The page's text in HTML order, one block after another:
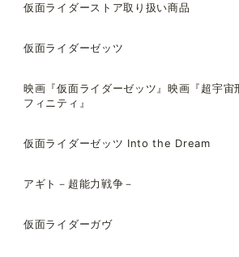
仮面ライダーストア取り扱い商品
仮面ライダーゼッツ
映画『仮面ライダーゼッツ』映画『超宇宙
フィニティ』
仮面ライダーゼッツ Into the Dream
アギト－超能力戦争－
仮面ライダーガヴ